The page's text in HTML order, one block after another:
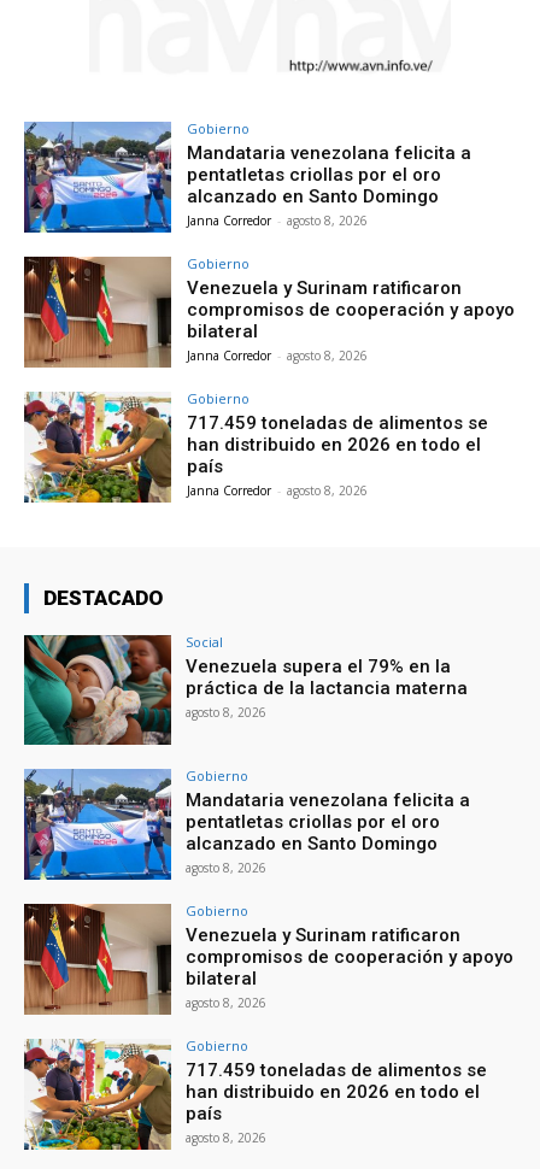
Gobierno
Mandataria venezolana felicita a
pentatletas criollas por el oro
alcanzado en Santo Domingo
Janna Corredor - agosto 8, 2026
Gobierno
Venezuela y Surinam ratificaron
compromisos de cooperación y apoyo
bilateral
Janna Corredor - agosto 8, 2026
Gobierno
717.459 toneladas de alimentos se
han distribuido en 2026 en todo el
país
Janna Corredor - agosto 8, 2026
DESTACADO
Social
Venezuela supera el 79% en la
práctica de la lactancia materna
agosto 8, 2026
Gobierno
Mandataria venezolana felicita a
pentatletas criollas por el oro
alcanzado en Santo Domingo
agosto 8, 2026
Gobierno
Venezuela y Surinam ratificaron
compromisos de cooperación y apoyo
bilateral
agosto 8, 2026
Gobierno
717.459 toneladas de alimentos se
han distribuido en 2026 en todo el
país
agosto 8, 2026